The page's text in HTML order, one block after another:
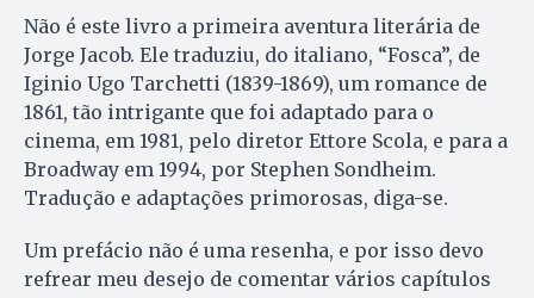
Não é este livro a primeira aventura literária de
Jorge Jacob. Ele traduziu, do italiano, “Fosca”, de
Iginio Ugo Tarchetti (1839-1869), um romance de
1861, tão intrigante que foi adaptado para o
cinema, em 1981, pelo diretor Ettore Scola, e para a
Broadway em 1994, por Stephen Sondheim.
Tradução e adaptações primorosas, diga-se.
Um prefácio não é uma resenha, e por isso devo
refrear meu desejo de comentar vários capítulos